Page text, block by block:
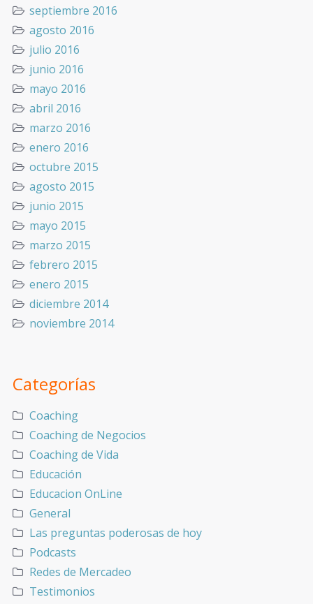
septiembre 2016
agosto 2016
julio 2016
junio 2016
mayo 2016
abril 2016
marzo 2016
enero 2016
octubre 2015
agosto 2015
junio 2015
mayo 2015
marzo 2015
febrero 2015
enero 2015
diciembre 2014
noviembre 2014
Categorías
Coaching
Coaching de Negocios
Coaching de Vida
Educación
Educacion OnLine
General
Las preguntas poderosas de hoy
Podcasts
Redes de Mercadeo
Testimonios